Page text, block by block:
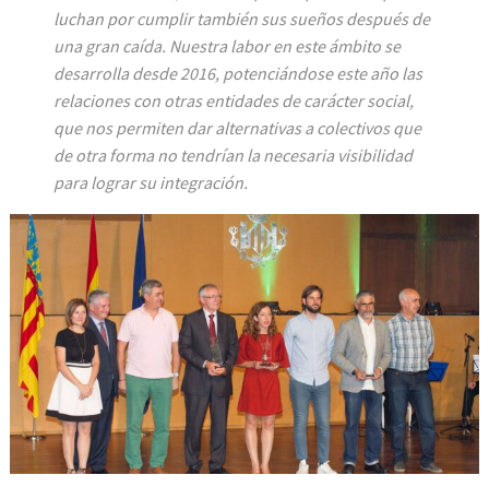
luchan por cumplir también sus sueños después de
una gran caída. Nuestra labor en este ámbito se
desarrolla desde 2016, potenciándose este año las
relaciones con otras entidades de carácter social,
que nos permiten dar alternativas a colectivos que
de otra forma no tendrían la necesaria visibilidad
para lograr su integración.